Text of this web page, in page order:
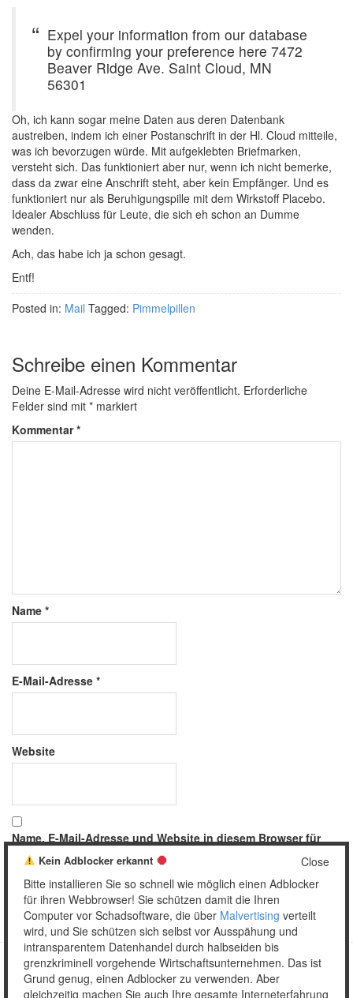
Expel your information from our database
by confirming your preference here 7472
Beaver Ridge Ave. Saint Cloud, MN
56301
Oh, ich kann sogar meine Daten aus deren Datenbank
austreiben, indem ich einer Postanschrift in der Hl. Cloud mitteile,
was ich bevorzugen würde. Mit aufgeklebten Briefmarken,
versteht sich. Das funktioniert aber nur, wenn ich nicht bemerke,
dass da zwar eine Anschrift steht, aber kein Empfänger. Und es
funktioniert nur als Beruhigungspille mit dem Wirkstoff Placebo.
Idealer Abschluss für Leute, die sich eh schon an Dumme
wenden.
Ach, das habe ich ja schon gesagt.
Entf!
Posted in: Mail Tagged: Pimmelpillen
Schreibe einen Kommentar
Deine E-Mail-Adresse wird nicht veröffentlicht. Erforderliche
Felder sind mit * markiert
Kommentar*
Name *
E-Mail-Adresse *
Website
Name, E-Mail-Adresse und Website in diesem Browser für
meinen nächsten Kommentar speichern.
Copyright © 2026 Unser täglich Spam.
Close
Kein Adblocker erkannt
Bitte installieren Sie so schnell wie möglich einen Adblocker
für ihren Webbrowser! Sie schützen damit die Ihren
Computer vor Schadsoftware, die über Malvertising verteilt
wird, und Sie schützen sich selbst vor Ausspähung und
intransparentem Datenhandel durch halbseiden bis
grenzkriminell vorgehende Wirtschaftsunternehmen. Das ist
Grund genug, einen Adblocker zu verwenden. Aber
gleichzeitig machen Sie auch Ihre gesamte Interneterfahrung